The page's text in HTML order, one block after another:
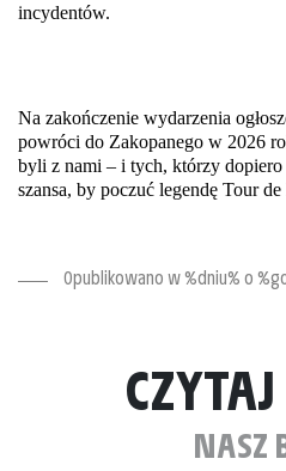
incydentów.
Na zakończenie wydarzenia
powróci do Zakopanego w 2026
byli z nami – i tych, którzy dopiero
szansa, by poczuć legendę Tour
Opublikowano w %dniu% o
NASZ